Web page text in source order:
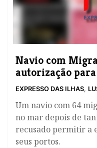
Navio com
autorização
EXPRESSO DAS ILHAS,
Um navio com 64
no mar depois de
recusado permitir a
seus portos.